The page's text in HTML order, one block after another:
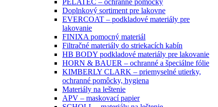
PELATEC – ochranné pomôcky
Doplnkový sortiment pre lakovne
EVERCOAT – podkladové materiály pre
lakovanie
FINIXA pomocný materiál
Filtračné materiály do striekacích kabín
HB BODY podkladové materiály pre lakovanie
HORN & BAUER – ochranné a špeciálne fólie
KIMBERLY CLARK – priemyselné utierky,
ochranné pomôcky, hygiena
Materiály na leštenie
APV – maskovací papier